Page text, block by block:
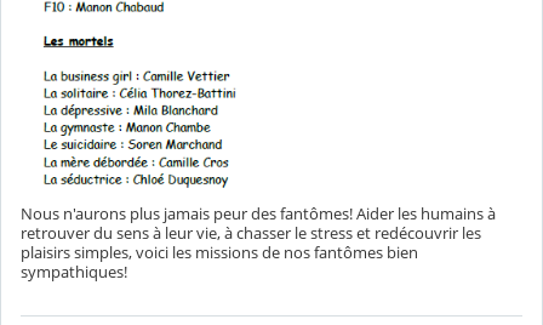
Nous n'aurons plus jamais peur des fantômes! Aider les humains à
retrouver du sens à leur vie, à chasser le stress et redécouvrir les
plaisirs simples, voici les missions de nos fantômes bien
sympathiques!